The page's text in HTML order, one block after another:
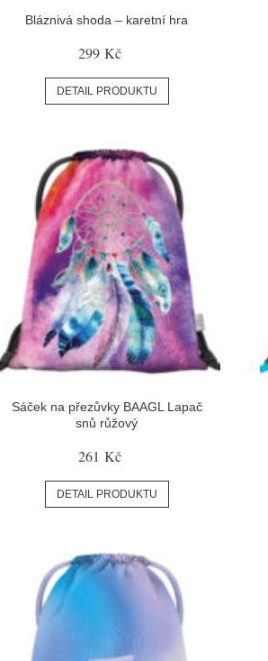
Bláznivá shoda – karetní hra
299 Kč
DETAIL PRODUKTU
Sáček na přezůvky BAAGL Lapač
snů růžový
261 Kč
DETAIL PRODUKTU